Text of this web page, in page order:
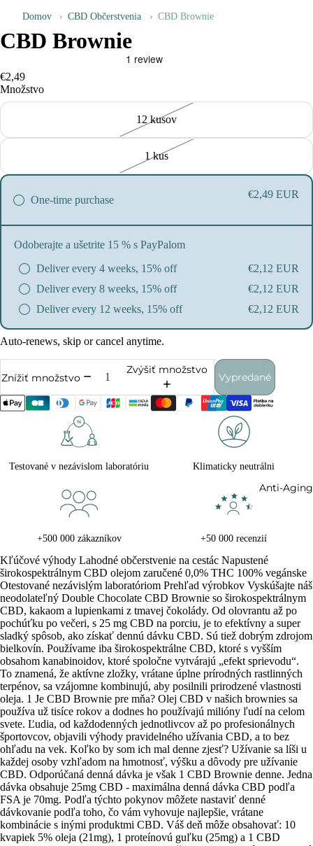
Anti-
Domov › CBD Občerstvenia › CBD Brownie
CBD Brownie
€2,49
Množstvo
12 kusov
1 kus
One-time purchase €2,49 EUR
Odoberajte a ušetrite 15 % s PayPalom
Deliver every 4 weeks, 15% off
€2,12 EUR
Deliver every 8 weeks, 15% off
€2,12 EUR
Deliver every 12 weeks, 15% off
€2,12 EUR
Auto-renews, skip or cancel anytime.
Znížiť množstvo
Zvýšiť množstvo
Vypredané
Testované v nezávislom laboratóriu Klimaticky neutrálni
+500 000 zákazníkov +50 000 recenzií
Kľúčové výhody Lahodné občerstvenie na cestác Napustené
širokospektrálnym CBD olejom zaručené 0,0% THC 100% vegánske
Otestované nezávislým laboratóriom Prehľad výrobkov Vyskúšajte náš
neodolateľný Double Chocolate CBD Brownie so širokospektrálnym
CBD, kakaom a lupienkami z tmavej čokolády. Od olovrantu až po
pochúťku po večeri, s 25 mg CBD na porciu, je to efektívny a super
sladký spôsob, ako získať dennú dávku CBD. Sú tiež dobrým zdrojom
bielkovín. Používame iba širokospektrálne CBD, ktoré s vyšším
obsahom kanabinoidov, ktoré spoločne vytvárajú „efekt sprievodu“.
To znamená, že aktívne zložky, vrátane úplne prírodných rastlinných
terpénov, sa vzájomne kombinujú, aby posilnili prirodzené vlastnosti
oleja. 1 Je CBD Brownie pre mňa? Olej CBD v našich brownies sa
používa už tisíce rokov a dodnes ho používajú milióny ľudí na celom
svete. Ľudia, od každodenných jednotlivcov až po profesionálnych
športovcov, objavili výhody pravidelného užívania CBD, a to bez
ohľadu na vek. Koľko by som ich mal denne zjesť? Užívanie sa líši u
každej osoby vzhľadom na hmotnosť, výšku a dôvody pre užívanie
CBD. Odporúčaná denná dávka je však 1 CBD Brownie denne. Jedna
dávka obsahuje 25mg CBD - maximálna denná dávka CBD podľa
FSA je 70mg. Podľa týchto pokynov môžete nastaviť denné
dávkovanie podľa toho, čo vám vyhovuje najlepšie, vrátane
kombinácie s inými produktmi CBD. Váš deň môže obsahovať: 10
kvapiek 5% oleja (21mg), 1 proteínovú guľku (25mg) a 1 CBD